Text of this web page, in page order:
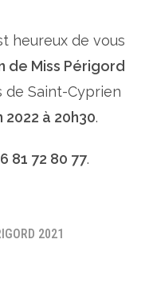
heureux de vous
de Miss Périgord
de Saint-Cyprien
à 20h30.
81 72 80 77.
2021